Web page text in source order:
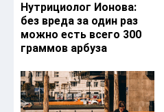
Нутрициолог Ионова:
без вреда за один раз
можно есть всего 300
граммов арбуза